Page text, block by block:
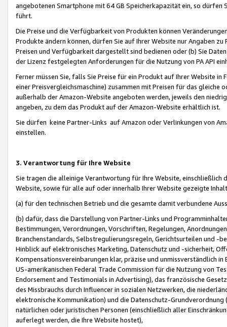
angebotenen Smartphone mit 64 GB Speicherkapazität ein, so dürfen
führt.
Die Preise und die Verfügbarkeit von Produkten können
Produkte ändern können, dürfen Sie auf Ihrer Website nur Angaben
Preisen und Verfügbarkeit dargestellt sind bedienen oder (b) Sie
der Lizenz festgelegten Anforderungen für die Nutzung von PA API
Ferner müssen Sie, falls Sie Preise für ein Produkt auf Ihrer Website
einer Preisvergleichsmaschine) zusammen mit Preisen für das
außerhalb der Amazon-Website angeboten werden, jeweils den
angeben, zu dem das Produkt auf der Amazon-Website erhältlich ist.
Sie dürfen keine Partner-Links auf Amazon oder Verlinkungen von
einstellen.
3. Verantwortung für Ihre Website
Sie tragen die alleinige Verantwortung für Ihre Website,
Website, sowie für alle auf oder innerhalb Ihrer Website gezeigte
(a) für den technischen Betrieb und die gesamte damit verbundene
(b) dafür, dass die Darstellung von Partner-Links und
Bestimmungen, Verordnungen, Vorschriften, Regelungen,
Branchenstandards, Selbstregulierungsregeln, Gerichtsurteilen und -
Hinblick auf elektronisches Marketing, Datenschutz und -sicherheit,
Kompensationsvereinbarungen klar, präzise und unmissverständlich
US-amerikanischen Federal Trade Commission für die Nutzung von
Endorsement and Testimonials in Advertising), das französische
des Missbrauchs durch Influencer in sozialen Netzwerken, die
elektronische Kommunikation) und die Datenschutz-
natürlichen oder juristischen Personen (einschließlich aller
auferlegt werden, die Ihre Website hostet),